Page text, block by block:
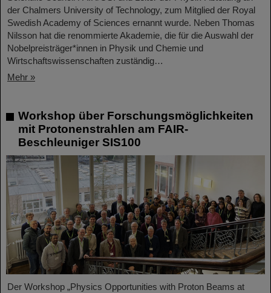
der Chalmers University of Technology, zum Mitglied der Royal
Swedish Academy of Sciences ernannt wurde. Neben Thomas
Nilsson hat die renommierte Akademie, die für die Auswahl der
Nobelpreisträger*innen in Physik und Chemie und
Wirtschaftswissenschaften zuständig…
Mehr »
Workshop über Forschungsmöglichkeiten
mit Protonenstrahlen am FAIR-
Beschleuniger SIS100
Der Workshop „Physics Opportunities with Proton Beams at